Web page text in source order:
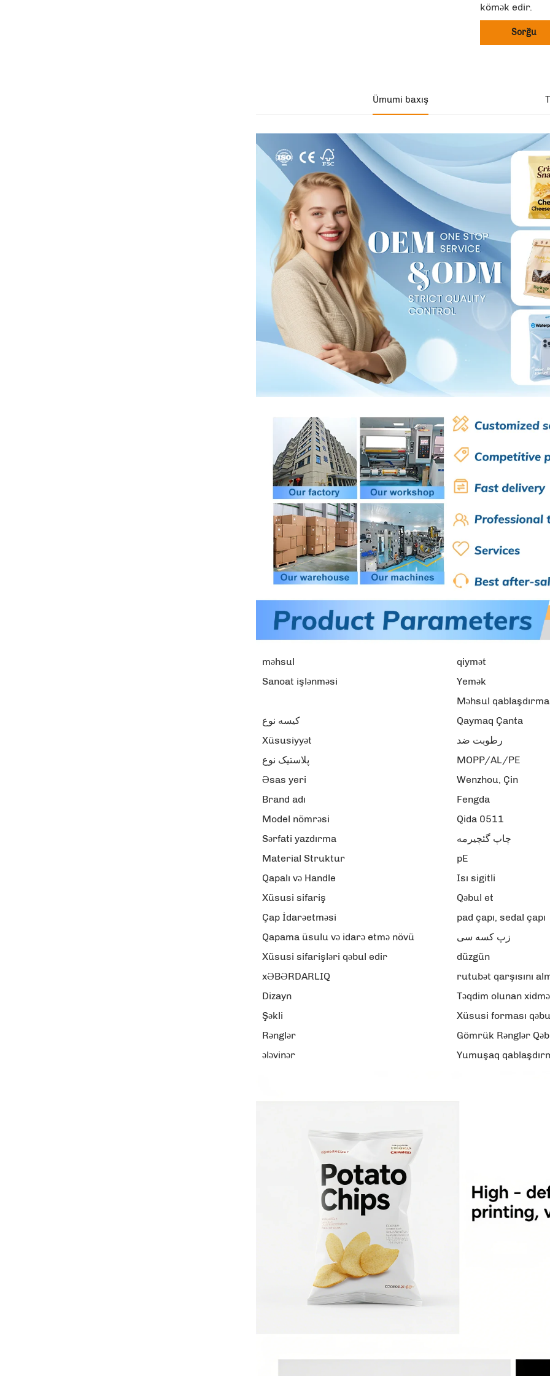
kömək edir.
Sorğu
Ümumi baxış
məhsul
qiymət
Sanoat işlənməsi
Yemək
Məhsul
کیسه نوع
Qaymaq Çanta
Xüsusiyyət
رطوبت ضد
پلاستیک نوع
MOPP/AL/PE
Əsas yeri
Wenzhou, Çin
Brand adı
Fengda
Model nömrəsi
Qida 0511
Sərfati yazdırma
چاپ گئچیرمه
Material Struktur
pE
Qapalı və Handle
Isı sigitli
Xüsusi sifariş
Qəbul et
Çap İdarəetməsi
pad çapı, sedal çapı
Qapama üsulu və idarə etmə növü
زپ کسه سی
Xüsusi sifarişləri qəbul edir
düzgün
xƏBƏRDARLIQ
rutubət qarşısını
Dizayn
Təqdim olunan
Şəkli
Xüsusi forması
Rənglər
Gömrük Rənglər
ələvinər
Yumuşaq